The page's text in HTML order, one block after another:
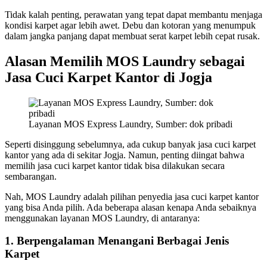
Tidak kalah penting, perawatan yang tepat dapat membantu menjaga
kondisi karpet agar lebih awet. Debu dan kotoran yang menumpuk
dalam jangka panjang dapat membuat serat karpet lebih cepat rusak.
Alasan Memilih MOS Laundry sebagai
Jasa Cuci Karpet Kantor di Jogja
Layanan MOS Express Laundry, Sumber: dok pribadi
Seperti disinggung sebelumnya, ada cukup banyak jasa cuci karpet
kantor yang ada di sekitar Jogja. Namun, penting diingat bahwa
memilih jasa cuci karpet kantor tidak bisa dilakukan secara
sembarangan.
Nah, MOS Laundry adalah pilihan penyedia jasa cuci karpet kantor
yang bisa Anda pilih. Ada beberapa alasan kenapa Anda sebaiknya
menggunakan layanan MOS Laundry, di antaranya:
1. Berpengalaman Menangani Berbagai Jenis
Karpet